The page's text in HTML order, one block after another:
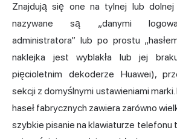
Znajdują się one na tylnej lub
nazywane są „danymi
administratora” lub po prostu
naklejka jest wyblakła lub jej
pięcioletnim dekoderze Huawei),
sekcji z domyślnymi ustawieniami
haseł fabrycznych zawiera zarówno
szybkie pisanie na klawiaturze telefonu